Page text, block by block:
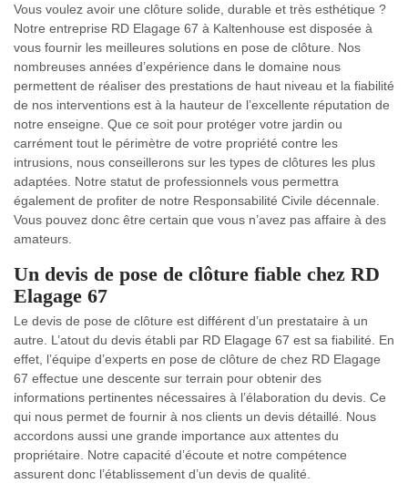
Vous voulez avoir une clôture solide, durable et très esthétique ?
Notre entreprise RD Elagage 67 à Kaltenhouse est disposée à
vous fournir les meilleures solutions en pose de clôture. Nos
nombreuses années d’expérience dans le domaine nous
permettent de réaliser des prestations de haut niveau et la fiabilité
de nos interventions est à la hauteur de l’excellente réputation de
notre enseigne. Que ce soit pour protéger votre jardin ou
carrément tout le périmètre de votre propriété contre les
intrusions, nous conseillerons sur les types de clôtures les plus
adaptées. Notre statut de professionnels vous permettra
également de profiter de notre Responsabilité Civile décennale.
Vous pouvez donc être certain que vous n’avez pas affaire à des
amateurs.
Un devis de pose de clôture fiable chez RD
Elagage 67
Le devis de pose de clôture est différent d’un prestataire à un
autre. L’atout du devis établi par RD Elagage 67 est sa fiabilité. En
effet, l’équipe d’experts en pose de clôture de chez RD Elagage
67 effectue une descente sur terrain pour obtenir des
informations pertinentes nécessaires à l’élaboration du devis. Ce
qui nous permet de fournir à nos clients un devis détaillé. Nous
accordons aussi une grande importance aux attentes du
propriétaire. Notre capacité d’écoute et notre compétence
assurent donc l’établissement d’un devis de qualité.